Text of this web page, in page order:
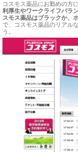
コスモス薬品にお勤めの方
利厚生やワークライフバラ
スモス薬品はブラックか、
で、コスモス薬品のリアル
う。